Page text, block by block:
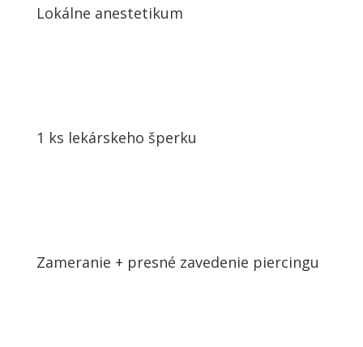
Lokálne anestetikum
1 ks lekárskeho šperku
Zameranie + presné zavedenie piercingu